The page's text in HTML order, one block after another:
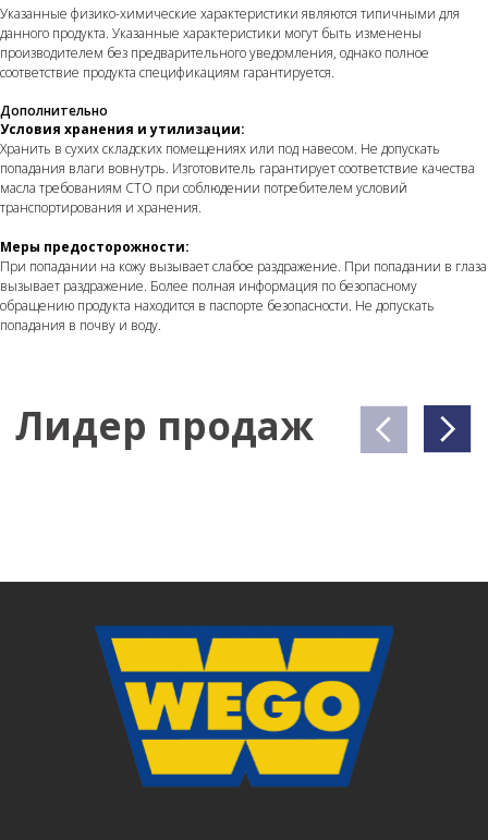
Указанные физико-химические характеристики являются типичными для
данного продукта. Указанные характеристики могут быть изменены
производителем без предварительного уведомления, однако полное
соответствие продукта спецификациям гарантируется.
Дополнительно
Условия хранения и утилизации:
Хранить в сухих складских помещениях или под навесом. Не допускать
попадания влаги вовнутрь. Изготовитель гарантирует соответствие качества
масла требованиям СТО при соблюдении потребителем условий
транспортирования и хранения.
Меры предосторожности:
При попадании на кожу вызывает слабое раздражение. При попадании в глаза
вызывает раздражение. Более полная информация по безопасному
обращению продукта находится в паспорте безопасности. Не допускать
попадания в почву и воду.
Выбирайте надежность! Доверяйте
смазочным материалам WEGO, созданным
для ежедневной бесперебойной работы
© 2026 WEGO. Все права защищены.